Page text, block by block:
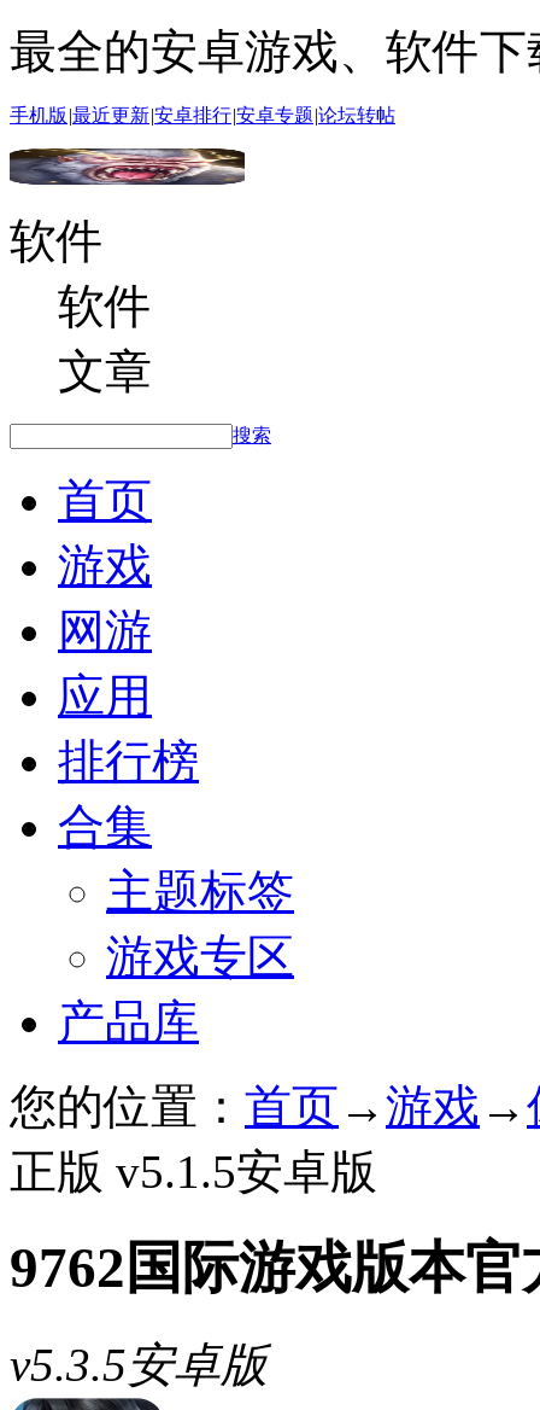
最全的安卓游戏、软件下
手机版 |最近更新|安卓排行|安卓专题|论坛转帖
软件
软件
文章
搜索
首页
游戏
网游
应用
排行榜
合集
主题标签
游戏专区
产品库
您的位置： 首页 →游戏 →
正版 v5.1.5安卓版
9762国际游戏版本
v5.3.5安卓版